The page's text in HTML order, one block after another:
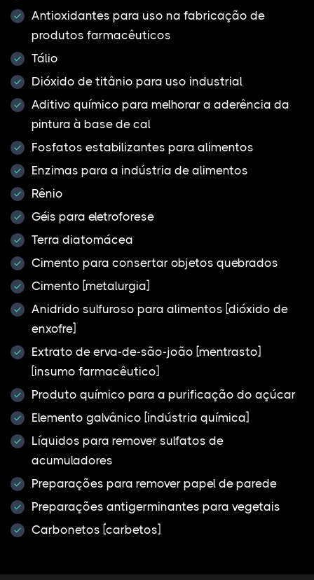
Antioxidantes para uso na fabricação de
produtos farmacêuticos
Tálio
Dióxido de titânio para uso industrial
Aditivo químico para melhorar a aderência da
pintura à base de cal
Fosfatos estabilizantes para alimentos
Enzimas para a indústria de alimentos
Rênio
Géis para eletroforese
Terra diatomácea
Cimento para consertar objetos quebrados
Cimento [metalurgia]
Anidrido sulfuroso para alimentos [dióxido de
enxofre]
Extrato de erva-de-são-joão [mentrasto]
[insumo farmacêutico]
Produto químico para a purificação do açúcar
Elemento galvânico [indústria química]
Líquidos para remover sulfatos de
acumuladores
Preparações para remover papel de parede
Preparações antigerminantes para vegetais
Carbonetos [carbetos]